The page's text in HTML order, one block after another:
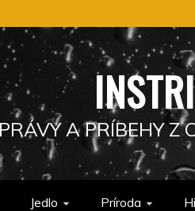
A PRÍBEHY Z
Jedlo Príroda